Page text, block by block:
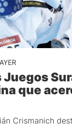
Juegos
que
Crismanich